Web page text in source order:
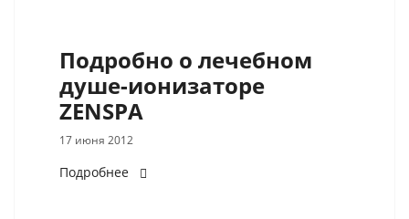
Подробно о лечебном
душе-ионизаторе
ZENSPA
17 июня 2012
Подробнее